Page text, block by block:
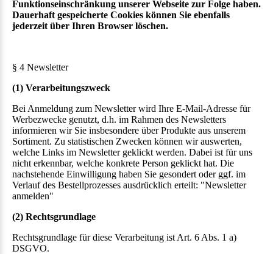
Funktionseinschränkung unserer Webseite zur Folge haben.
Dauerhaft gespeicherte Cookies können Sie ebenfalls
jederzeit über Ihren Browser löschen.
§ 4 Newsletter
(1) Verarbeitungszweck
Bei Anmeldung zum Newsletter wird Ihre E-Mail-Adresse für
Werbezwecke genutzt, d.h. im Rahmen des Newsletters
informieren wir Sie insbesondere über Produkte aus unserem
Sortiment. Zu statistischen Zwecken können wir auswerten,
welche Links im Newsletter geklickt werden. Dabei ist für uns
nicht erkennbar, welche konkrete Person geklickt hat. Die
nachstehende Einwilligung haben Sie gesondert oder ggf. im
Verlauf des Bestellprozesses ausdrücklich erteilt: "Newsletter
anmelden"
(2) Rechtsgrundlage
Rechtsgrundlage für diese Verarbeitung ist Art. 6 Abs. 1 a)
DSGVO.